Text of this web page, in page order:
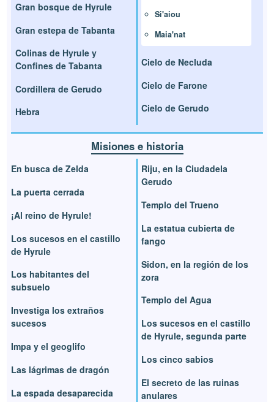
Gran bosque de Hyrule
Gran estepa de Tabanta
Colinas de Hyrule y
Confines de Tabanta
Cordillera de Gerudo
Hebra
Si'aiou
Maia'nat
Cielo de Necluda
Cielo de Farone
Cielo de Gerudo
Misiones e historia
En busca de Zelda
La puerta cerrada
¡Al reino de Hyrule!
Los sucesos en el castillo
de Hyrule
Los habitantes del
subsuelo
Investiga los extraños
sucesos
Impa y el geoglifo
Las lágrimas de dragón
La espada desaparecida
Riju, en la Ciudadela
Gerudo
Templo del Trueno
La estatua cubierta de
fango
Sidon, en la región de los
zora
Templo del Agua
Los sucesos en el castillo
de Hyrule, segunda parte
Los cinco sabios
El secreto de las ruinas
anulares